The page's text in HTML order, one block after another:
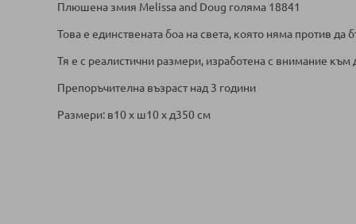
Плюшена змия Melissa and Doug голяма 18841
Това е единствената боа на света, която няма против да
Тя е с реалистични размери, изработена с внимание
Препоръчителна възраст над 3 години
Размери: в10 х ш10 х д350 см